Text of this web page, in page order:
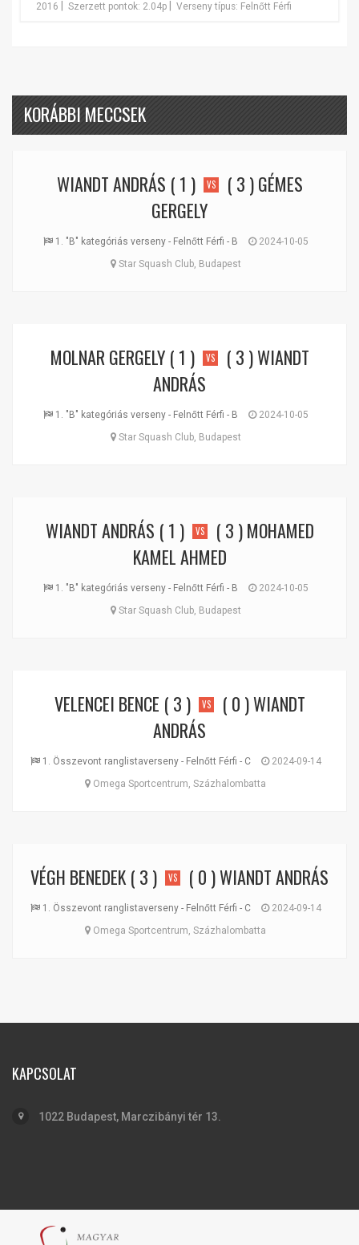
2016 Szerzett pontok: 2.04p Verseny típus: Felnőtt Férfi
KORÁBBI MECCSEK
WIANDT ANDRÁS ( 1 ) VS ( 3 )GÉMES
GERGELY
1. "B" kategóriás verseny - Felnőtt Férfi - B
2024-10-05
Star Squash Club, Budapest
MOLNAR GERGELY( 1 ) VS ( 3 )WIANDT
ANDRÁS
1. "B" kategóriás verseny - Felnőtt Férfi - B
2024-10-05
Star Squash Club, Budapest
WIANDT ANDRÁS ( 1 ) VS ( 3 )MOHAMED
KAMEL AHMED
1. "B" kategóriás verseny - Felnőtt Férfi - B
2024-10-05
Star Squash Club, Budapest
VELENCEI BENCE ( 3 ) VS ( 0 )WIANDT
ANDRÁS
1. Összevont ranglistaverseny - Felnőtt Férfi - C
2024-09-14
Omega Sportcentrum, Százhalombatta
VÉGH BENEDEK ( 3 ) VS ( 0 )WIANDT ANDRÁS
1. Összevont ranglistaverseny - Felnőtt Férfi - C
2024-09-14
Omega Sportcentrum, Százhalombatta
KAPCSOLAT
1022 Budapest, Marczibányi tér 13.